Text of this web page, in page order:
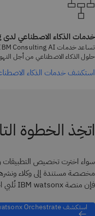
خدمات الذكاء الاصطناعي لدى IBM Consulting
حلول الذكاء الاصطناعي من أجل
استكشف خدمات الذكاء
اتخِذ الخطوة
سواء اخترت تخصيص التطبيقات
مخصصة مستندة إلى وكلاء
فإن منصة IBM watsonx تُلبي احتياجاتك.
استكشف watsonx Orchestrate